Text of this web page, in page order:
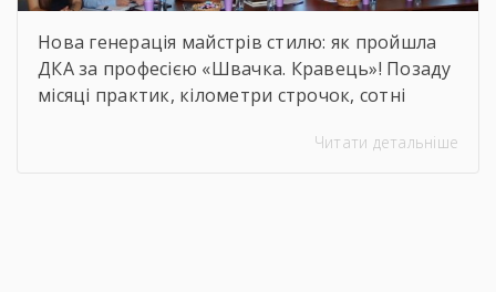
Нова генерація майстрів стилю: як пройшла
ДКА за професією «Швачка. Кравець»! Позаду
місяці практик, кілометри строчок, сотні
примірками. 22 червня відбуласяЧитати детальніше